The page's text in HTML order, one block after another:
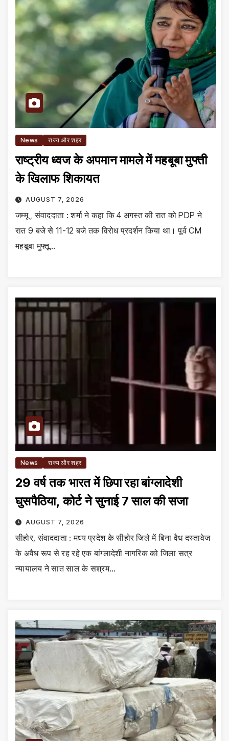
News राज्य और शहर
राष्ट्रीय ध्वज के अपमान मामले में महबूबा मुफ्ती
के खिलाफ शिकायत
AUGUST 7, 2026
जम्मू , संवाददाता : शर्मा ने कहा कि 4 अगस्त की रात को PDP ने
रात 9 बजे से 11-12 बजे तक विरोध प्रदर्शन किया था। पूर्व CM
महबूबा मुफ्तू…
News राज्य और शहर
29 वर्ष तक भारत में छिपा रहा बांग्लादेशी
घुसपैठिया, कोर्ट ने सुनाई 7 साल की सजा
AUGUST 7, 2026
सीहोर, संवाददाता : मध्य प्रदेश के सीहोर जिले में बिना वैध दस्तावेज
के अवैध रूप से रह रहे एक बांग्लादेशी नागरिक को जिला सत्र
न्यायालय ने सात साल के सश्रम…